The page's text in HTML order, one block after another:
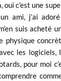
oui c’est une
ami, j’ai
suis acheté
physique
les logiciels,
pour moi